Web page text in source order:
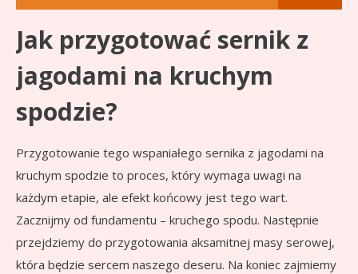
Jak przygotować sernik z
jagodami na kruchym
spodzie?
Przygotowanie tego wspaniałego sernika z jagodami na
kruchym spodzie to proces, który wymaga uwagi na
każdym etapie, ale efekt końcowy jest tego wart.
Zacznijmy od fundamentu – kruchego spodu. Następnie
przejdziemy do przygotowania aksamitnej masy serowej,
która będzie sercem naszego deseru. Na koniec zajmiemy